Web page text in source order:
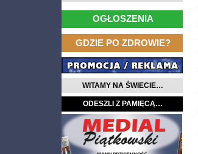
OGŁOSZENIA
GDZIE PO ZDROWIE?
WITAMY NA ŚWIECIE…
ODESZLI Z PAMIĘCĄ…